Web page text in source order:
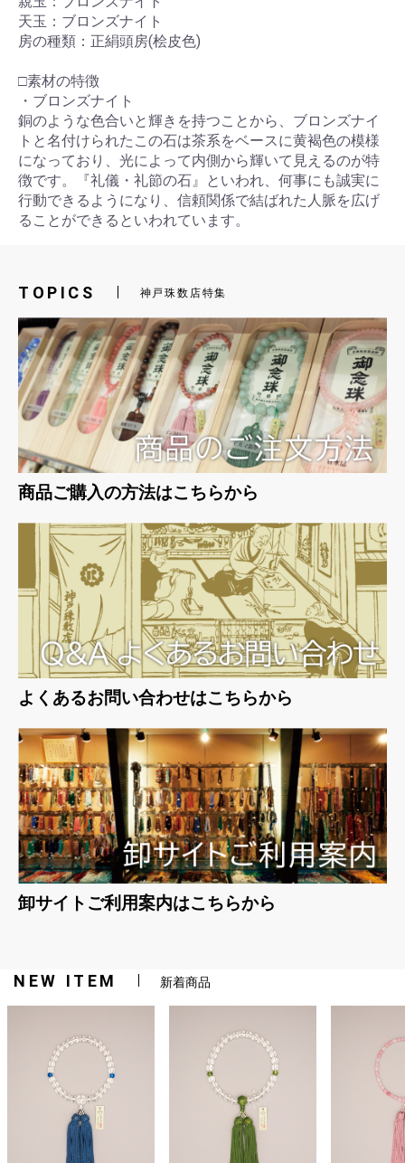
お買い物を続ける カートへ進む
天玉：ブロンズナイト
房の種類：正絹頭房(桧皮色)
□素材の特徴
・ブロンズナイト
銅のような色合いと輝きを持つことから、ブロンズナイ
トと名付けられたこの石は茶系をベースに黄褐色の模様
になっており、光によって内側から輝いて見えるのが特
徴です。『礼儀・礼節の石』といわれ、何事にも誠実に
行動できるようになり、信頼関係で結ばれた人脈を広げ
ることができるといわれています。
TOPICS 神戸珠数店特集
商品ご購入の方法はこちらから
よくあるお問い合わせはこちらから
卸サイトご利用案内はこちらから
NEW ITEM 新着商品